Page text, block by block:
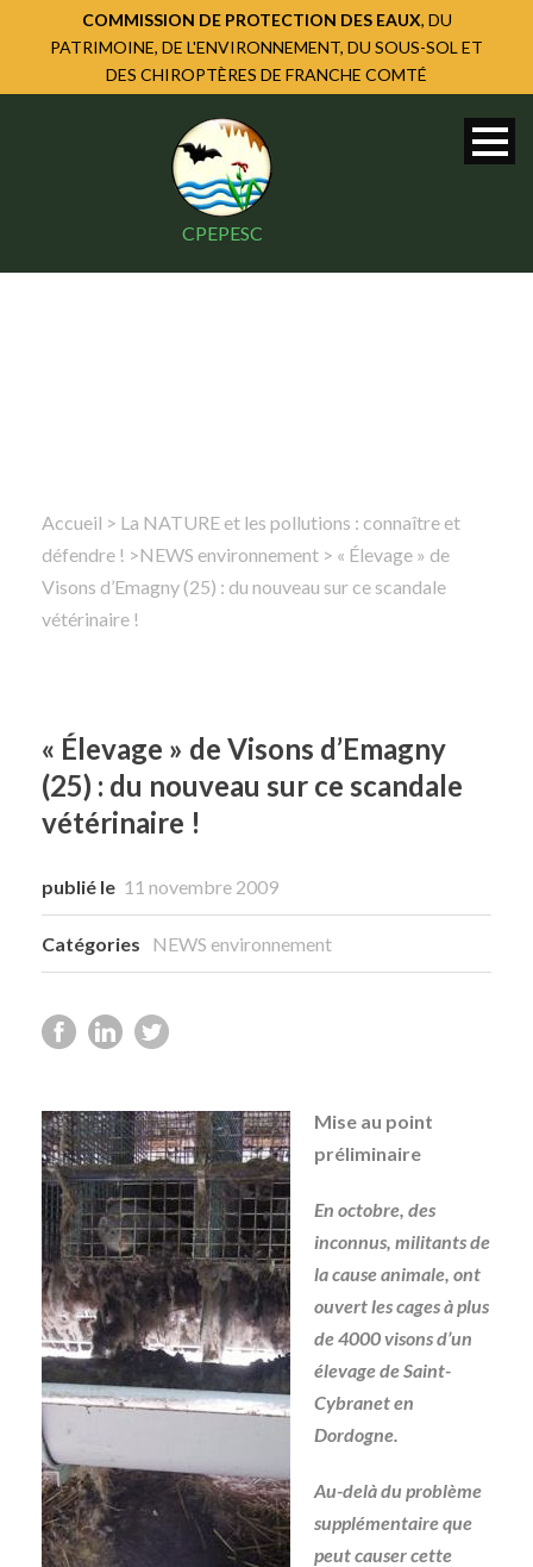
COMMISSION DE PROTECTION DES EAUX, DU
PATRIMOINE, DE L'ENVIRONNEMENT, DU SOUS-SOL ET
DES CHIROPTÈRES DE FRANCHE COMTÉ
CPEPESC
Rechercher
Accueil > La NATURE et les pollutions : connaître et
défendre ! >NEWS environnement > « Élevage » de
Visons d’Emagny (25) : du nouveau sur ce scandale
vétérinaire !
« Élevage » de Visons d’Emagny
(25) : du nouveau sur ce scandale
vétérinaire !
publié le 11 novembre 2009
Catégories NEWS environnement
Mise au point
préliminaire
En octobre, des
inconnus, militants de
la cause animale, ont
ouvert les cages à plus
de 4000 visons d’un
élevage de Saint-
Cybranet en
Dordogne.
Au-delà du problème
supplémentaire que
peut causer cette